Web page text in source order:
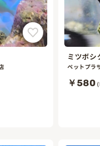
ミツボシ
ペットプラ
￥580 (